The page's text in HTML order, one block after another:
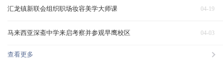
04-19
汇龙镇新联会组织职场妆容美学大师课
04-03
马来西亚深斋中学来启考察并参观早鹰校区
查看更多